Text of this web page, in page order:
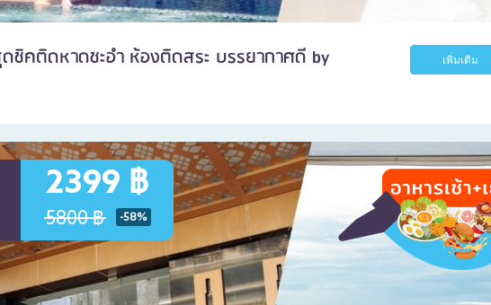
ชิคติดหาดชะอำ ห้องติดสระ บรรยากาศดี by
เพิ่มเติม
2399 ฿
5800 ฿ -58%